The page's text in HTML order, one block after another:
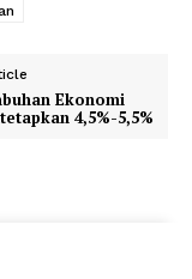
Ekonomi
4,5%-5,5%